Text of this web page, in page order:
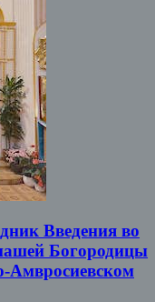
Введения во
Богородицы
Амвросиевском